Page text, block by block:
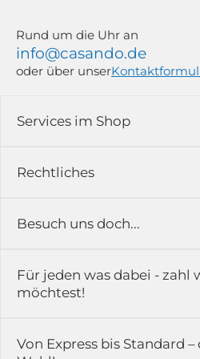
Rechtliches
Impressum
Rückgabe & Reklamation
Services im Shop
Versandkosten
Erfahrungsberichte &
Kontakt
Karriere
Besuch uns doch...
in der Ausstellung...
51789 Lindlar
Rund um die Uhr an
info@casando.de
oder über unser
Für jeden was dabei - zahl
möchtest!
Von Express bis Standard